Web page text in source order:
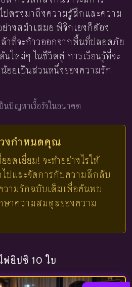
ปตรงมาถึงความรู้สึกและความ
างสม่ำเสมอ พิจิกเองก็ต้อง
ที่จะก้าวออกจากพื้นที่ปลอดภัย
ใหม่ๆ ในชีวิตคู่ การเรียนรู้ที่จะ
อยเป็นส่วนหนึ่งของความรัก
นปัญหาเรื้อรังในอนาคต
งกำหนดคุณ
ดเยี่ยม! จะทำอย่างไรให้
ปและจัดการกับความลึกลับ
วามรักฉบับเต็มเพื่อค้นพบ
าความสมดุลของความ
พ่ยิปซี 10 ใบ